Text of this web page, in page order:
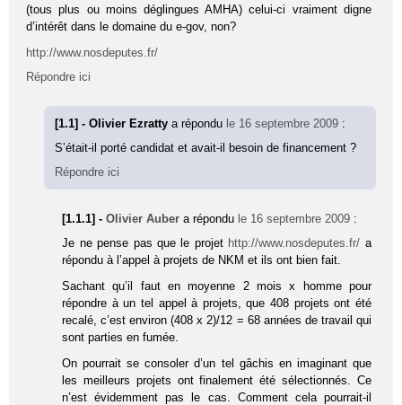
(tous plus ou moins déglingues AMHA) celui-ci vraiment digne
d’intérêt dans le domaine du e-gov, non?
http://www.nosdeputes.fr/
Répondre ici
[1.1] - Olivier Ezrattya répondu le 16 septembre 2009 :
S’était-il porté candidat et avait-il besoin de financement ?
Répondre ici
[1.1.1] -Olivier Auber a répondu le 16 septembre 2009 :
Je ne pense pas que le projet http://www.nosdeputes.fr/ a
répondu à l’appel à projets de NKM et ils ont bien fait.
Sachant qu’il faut en moyenne 2 mois x homme pour
répondre à un tel appel à projets, que 408 projets ont été
recalé, c’est environ (408 x 2)/12 = 68 années de travail qui
sont parties en fumée.
On pourrait se consoler d’un tel gâchis en imaginant que
les meilleurs projets ont finalement été sélectionnés. Ce
n’est évidemment pas le cas. Comment cela pourrait-il